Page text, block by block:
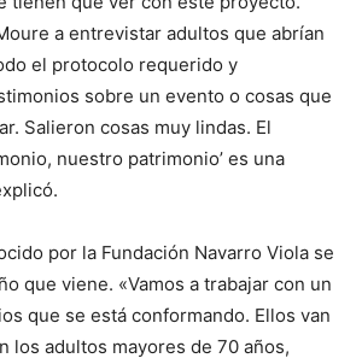
a entrevistar adultos que abrían
el protocolo requerido y
sobre un evento o cosas que
Salieron cosas muy lindas. El
nuestro patrimonio’ es una
por la Fundación Navarro Viola se
que viene. «Vamos a trabajar con un
que se está conformando. Ellos van
los adultos mayores de 70 años,